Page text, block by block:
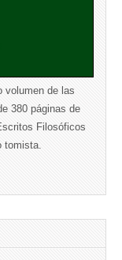
volumen de las
380 páginas de
Filosóficos
tomista.